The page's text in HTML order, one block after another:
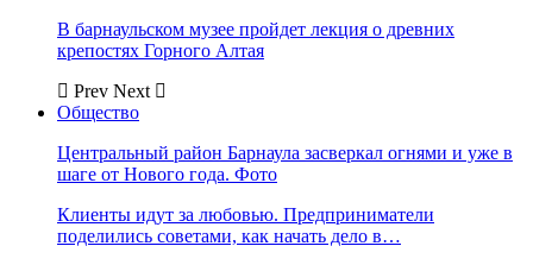
В барнаульском музее пройдет лекция о древних
крепостях Горного Алтая
Prev Next
Общество
Центральный район Барнаула засверкал огнями и уже в
шаге от Нового года. Фото
Клиенты идут за любовью. Предприниматели
поделились советами, как начать дело в…